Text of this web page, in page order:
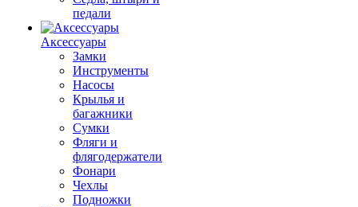
педали
Аксессуары
Замки
Инструменты
Насосы
Крылья и
багажники
Сумки
Фляги и
флягодержатели
Фонари
Чехлы
Подножки